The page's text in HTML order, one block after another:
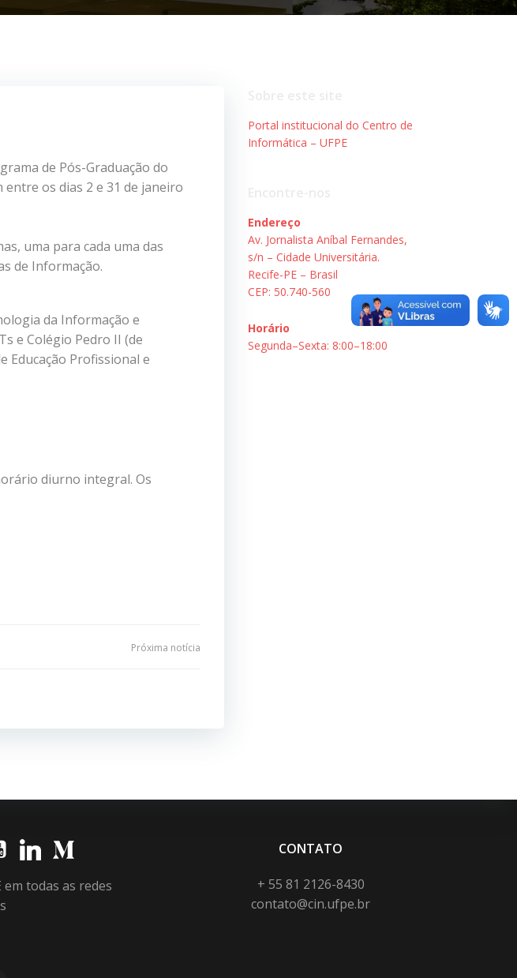
de Pós-Graduação do
os dias 2 e 31 de janeiro
uma para cada uma das
de Informação.
da Informação e
e Colégio Pedro II (de
Educação Profissional e
diurno integral. Os
Próxima notícia
Portal institucional do Centro de
Informática – UFPE
Endereço
Av. Jornalista Aníbal Fernandes,
s/n – Cidade Universitária.
Recife-PE – Brasil
CEP: 50.740-560
Horário
Segunda–Sexta: 8:00–18:00
em todas as redes
CONTATO
+ 55 81 2126-8430
contato@cin.ufpe.br